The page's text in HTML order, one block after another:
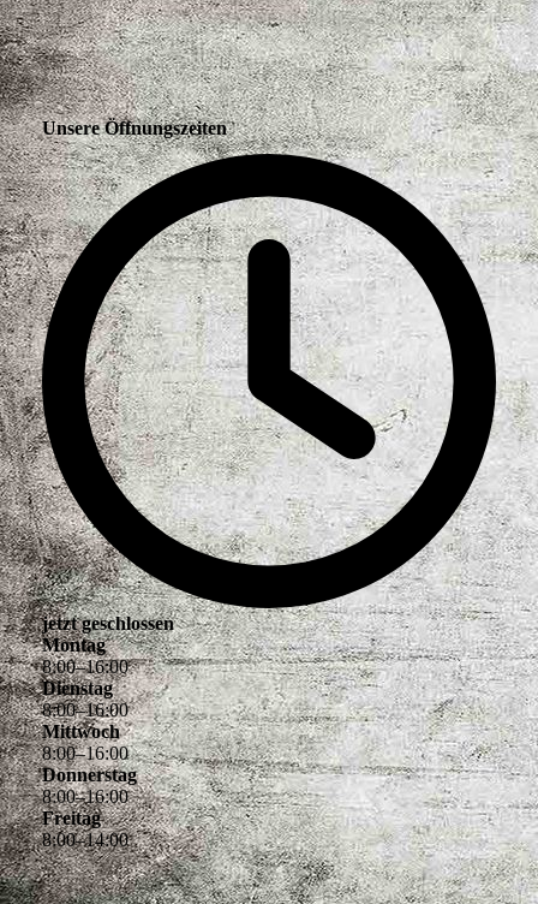
Unsere Öffnungszeiten
jetzt geschlossen
Montag
8:00–16:00
Dienstag
8:00–16:00
Mittwoch
8:00–16:00
Donnerstag
8:00–16:00
Freitag
8:00–14:00